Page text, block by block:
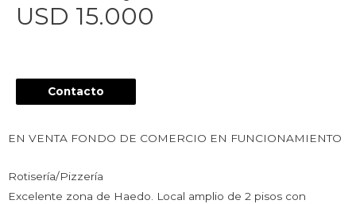
USD 15.000
Contacto
EN VENTA FONDO DE COMERCIO EN FUNCIONAMIENTO
Rotisería/Pizzería
Excelente zona de Haedo. Local amplio de 2 pisos con